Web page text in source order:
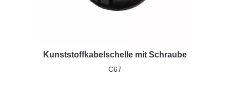
Kunststoffkabelschelle mit Schraube
C67